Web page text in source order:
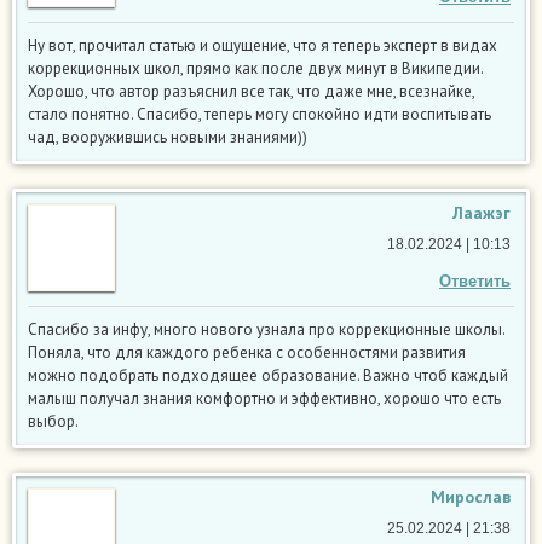
Ну вот, прочитал статью и ощущение, что я теперь эксперт в видах
коррекционных школ, прямо как после двух минут в Википедии.
Хорошо, что автор разъяснил все так, что даже мне, всезнайке,
стало понятно. Спасибо, теперь могу спокойно идти воспитывать
чад, вооружившись новыми знаниями))
Лаажэг
Ответить
18.02.2024 | 10:13
Спасибо за инфу, много нового узнала про коррекционные школы.
Поняла, что для каждого ребенка с особенностями развития
можно подобрать подходящее образование. Важно чтоб каждый
малыш получал знания комфортно и эффективно, хорошо что есть
выбор.
Мирослав
25.02.2024 | 21:38